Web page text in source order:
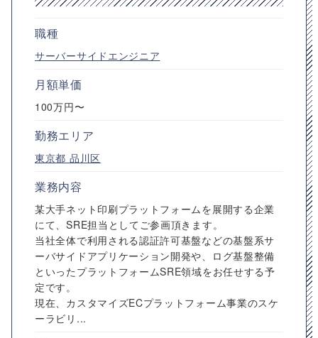
職種
サーバーサイドエンジニア
月額単価
100万円〜
勤務エリア
東京都 品川区
業務内容
某大手ネット印刷プラットフォームを展開する企業
にて、SRE担当としてご参画頂きます。
当社全体で利用される認証許可基盤などの基盤系サ
ーバサイドアプリケーション開発や、ログ基盤整備
といったプラットフォームSRE領域をお任せする予
定です。
現在、カスタマイズECプラットフォーム事業のスケ
ーラビリ...